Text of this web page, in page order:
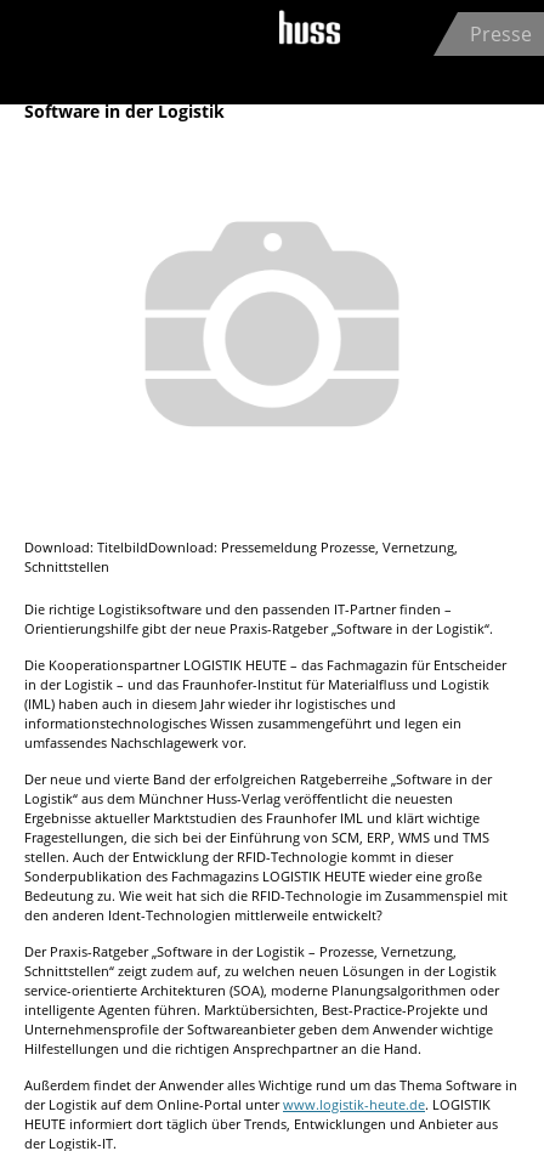
Jump to navigation
Presse
Software in der Logistik
Download: TitelbildDownload: Pressemeldung Prozesse, Vernetzung,
Schnittstellen
Die richtige Logistiksoftware und den passenden IT-Partner finden –
Orientierungshilfe gibt der neue Praxis-Ratgeber „Software in der Logistik“.
Die Kooperationspartner LOGISTIK HEUTE – das Fachmagazin für Entscheider
in der Logistik – und das Fraunhofer-Institut für Materialfluss und Logistik
(IML) haben auch in diesem Jahr wieder ihr logistisches und
informationstechnologisches Wissen zusammengeführt und legen ein
umfassendes Nachschlagewerk vor.
Der neue und vierte Band der erfolgreichen Ratgeberreihe „Software in der
Logistik“ aus dem Münchner Huss-Verlag veröffentlicht die neuesten
Ergebnisse aktueller Marktstudien des Fraunhofer IML und klärt wichtige
Fragestellungen, die sich bei der Einführung von SCM, ERP, WMS und TMS
stellen. Auch der Entwicklung der RFID-Technologie kommt in dieser
Sonderpublikation des Fachmagazins LOGISTIK HEUTE wieder eine große
Bedeutung zu. Wie weit hat sich die RFID-Technologie im Zusammenspiel mit
den anderen Ident-Technologien mittlerweile entwickelt?
Der Praxis-Ratgeber „Software in der Logistik – Prozesse, Vernetzung,
Schnittstellen“ zeigt zudem auf, zu welchen neuen Lösungen in der Logistik
service-orientierte Architekturen (SOA), moderne Planungsalgorithmen oder
intelligente Agenten führen. Marktübersichten, Best-Practice-Projekte und
Unternehmensprofile der Softwareanbieter geben dem Anwender wichtige
Hilfestellungen und die richtigen Ansprechpartner an die Hand.
Außerdem findet der Anwender alles Wichtige rund um das Thema Software in
der Logistik auf dem Online-Portal unterwww.logistik-heute.de. LOGISTIK
HEUTE informiert dort täglich über Trends, Entwicklungen und Anbieter aus
der Logistik-IT.